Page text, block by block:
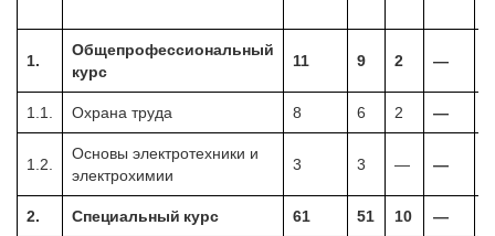
1.
Общепрофессиональный
курс
11 9 2 —
1.1. Охрана труда 8 6 2 —
1.2.
Основы электротехники и
электрохимии
3 3 — —
2. Специальный курс 61 51 10 —